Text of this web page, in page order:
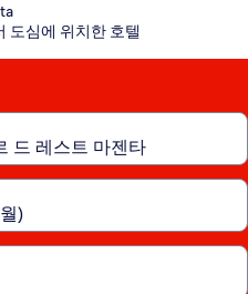
도심에 위치한 호텔